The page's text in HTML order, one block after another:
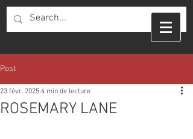
Post
ROSEMARY LANE
23 févr. 2025 4 min de lecture